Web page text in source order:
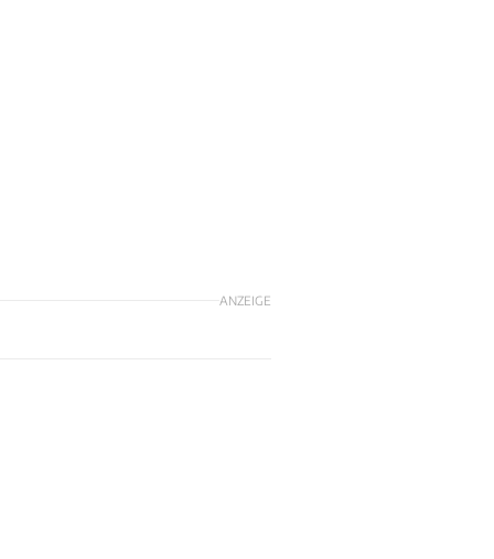
ANZEIGE